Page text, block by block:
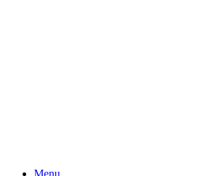
Menu